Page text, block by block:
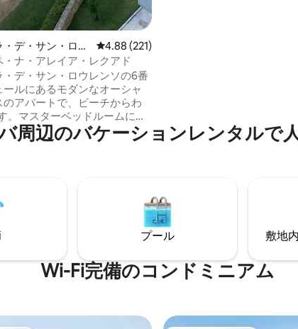
・デ・サン・ロウ
ション・アパー
レビュー221件、5つ星中4.88つ星の平均評
4.88 (221)
・ナ・アレイア・レクアド
・デ・サン・ロウレンソの6番
ールにあるモダンなオーシャ
のアパートで、ビーチからわ
。マスターベッドルームには
ーバスルームがあります。
スタンダードな寝室があり、
ルエリアがあります。設備・
ったキッチンには、ネスプレ
が含まれています。建物の共
はプールとテニスコートがあ
前7時から午後5時までビーチ
ご利用いただけます。
周⁠辺⁠のバ⁠ケ⁠ー⁠シ⁠ョ⁠ン⁠レ⁠ン⁠タ⁠ル⁠で
プール 敷地
Wi-Fi完備のコンドミニアム